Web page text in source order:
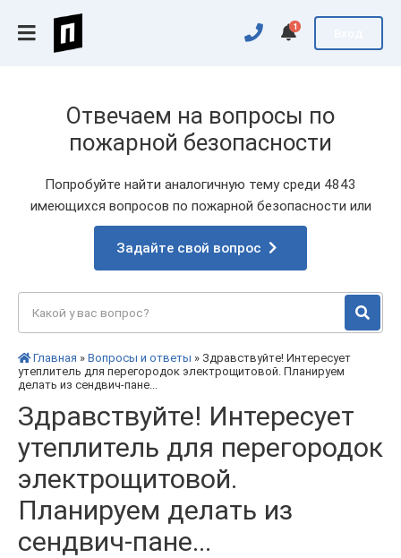
1
Отвечаем на вопросы по
пожарной безопасности
Попробуйте найти аналогичную тему среди 4843
имеющихся вопросов по пожарной безопасности или
Задайте свой вопрос
Главная » Вопросы и ответы » Здравствуйте! Интересует
утеплитель для перегородок электрощитовой. Планируем
делать из сендвич-пане...
Здравствуйте! Интересует
утеплитель для перегородок
электрощитовой.
Планируем делать из
сендвич-пане...